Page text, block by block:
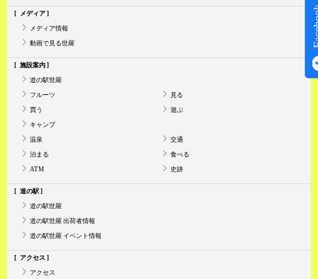
メディア
メディア情報
動画で見る世羅
施設案内
道の駅世羅
フルーツ 見る
買う 遊ぶ
キャンプ
温泉 交通
泊まる 食べる
ATM 史跡
道の駅
道の駅世羅
道の駅世羅 出荷者情報
道の駅世羅 イベント情報
アクセス
アクセス